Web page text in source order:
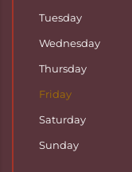
Tuesday
Wednesday
Thursday
Friday
Saturday
Sunday